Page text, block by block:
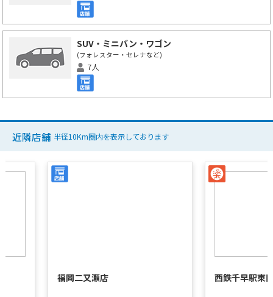
SUV・ミニバン・ワゴン
(フォレスター・セレナなど)
7人
近隣店舗 半径10Km圏内を表示しております
福岡二又瀬店 西鉄千早駅東